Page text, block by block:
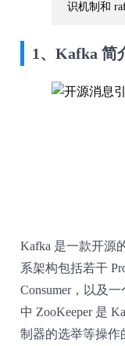
识机制和
1、Kafka 简
Kafka 是一款开源
系架构包括若干
Consumer，以及
中 ZooKeeper 是
制器的选举等操作